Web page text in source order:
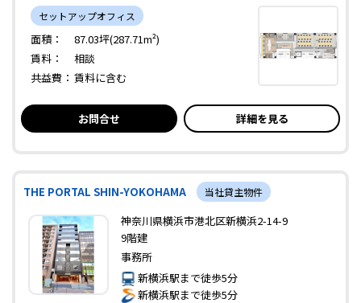
セットアップオフィス
面積：
87.03坪(287.71m²)
賃料：
相談
共益費： 賃料に含む
お問合せ 詳細を見る
THE PORTAL SHIN-YOKOHAMA 当社貸主物件
神奈川県横浜市港北区新横浜2-14-9
9階建
事務所
新横浜駅まで徒歩5分
新横浜駅まで徒歩5分